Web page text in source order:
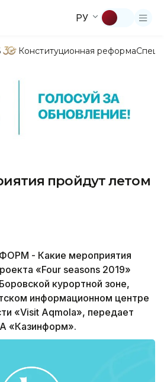
РУ
Конституционная реформа
пройдут летом
- Какие мероприятия
«Four seasons 2019»
курортной зоне,
информационном центре
«Visit Aqmola», передает
«Казинформ».